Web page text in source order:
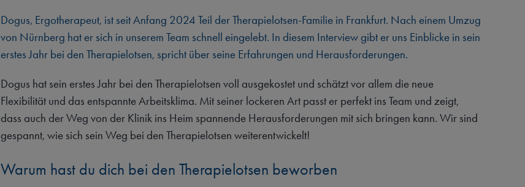
Dogus, Ergotherapeut, ist seit Anfang 2024 Teil der Therapielotsen-Familie in Frankfurt. Nach einem Umzug
von Nürnberg hat er sich in unserem Team schnell eingelebt. In diesem Interview gibt er uns Einblicke in sein
erstes Jahr bei den Therapielotsen, spricht über seine Erfahrungen und Herausforderungen.
Dogus hat sein erstes Jahr bei den Therapielotsen voll ausgekostet und schätzt vor allem die neue
Flexibilität und das entspannte Arbeitsklima. Mit seiner lockeren Art passt er perfekt ins Team und zeigt,
dass auch der Weg von der Klinik ins Heim spannende Herausforderungen mit sich bringen kann. Wir sind
gespannt, wie sich sein Weg bei den Therapielotsen weiterentwickelt!
Warum hast du dich bei den Therapielotsen beworben